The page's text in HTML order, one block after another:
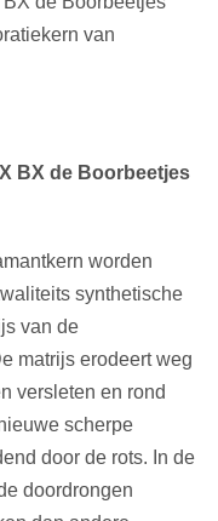
van
BX de Boorbeetjes
worden
synthetische
van de
matrijs erodeert weg
versleten en rond
scherpe
door de rots. In de
doordrongen